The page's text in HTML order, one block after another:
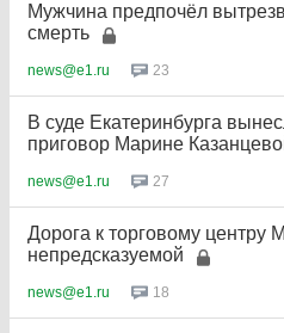
Мужчина предпочёл
смерть
news@e1.ru 23
В суде Екатеринбурга
приговор Марине
news@e1.ru 27
Дорога к торговому центру
непредсказуемой
news@e1.ru 18